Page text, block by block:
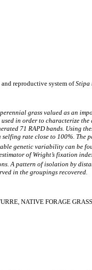
reproductive system ofStipa
grass valued as an
in order to characterize
71 RAPD bands. Using
rate close to 100%. The
genetic variability can be
of Wright’s fixation
A pattern of isolation by
in the groupings recovered.
NATIVE FORAGE